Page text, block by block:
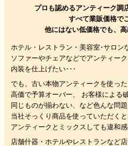
プロも認めるアンティーク調
すべて業販価格で
他にはない低価格でも、高
ホテル・レストラン・美容室･サロン
ソファーやチェアなどでアンティー
内装を仕上げたい･･･
でも、 古い本物アンティークを使った
高価で予算オーバー、 お客様による
同じものが揃わない、 など色んな問
当社そっくり商品を使っていただくと
アンティークとミックスしても違和感
店舗什器・ホテルやレストランなど